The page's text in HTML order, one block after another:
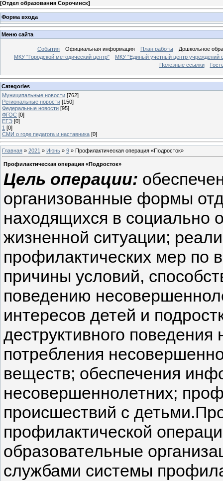
[Отдел образования Сорочинск]
Форма входа
Меню сайта
События Официальная информация План работы
Дошкольное
МКУ "Городской методический центр"
МКУ "Единый учетный центр учреждений
Полезные ссылки
Categories
Муниципальные новости [762]
Региональные новости [150]
Федеральные новости [95]
ФГОС [0]
ЕГЭ [0]
1 [0]
СМИ о годе педагога и наставника [0]
Главная » 2021 » Июнь » 9 » Профилактическая операция «Подросток»
Профилактическая операция «Подросток»
Цель операции:
организованные формы
находящихся в социально
жизненной ситуации;
профилактических мер по
причины условий,
поведению
интересов детей и
деструктивного
потребления
веществ; обеспечения
несовершеннолетних;
происшествий с
профилактической
образовательные
службами системы